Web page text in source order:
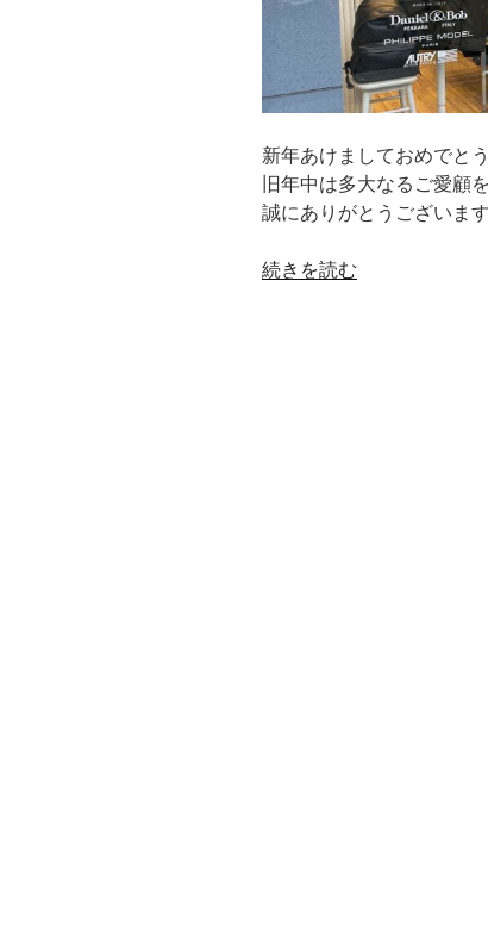
新年あけましておめでと
旧年中は多大なるご愛顧
誠にありがとうございます
“新
続きを読む